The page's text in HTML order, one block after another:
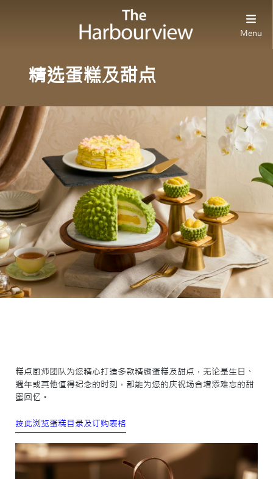
Menu
精选蛋糕及甜点
糕点厨师团队为您精心打造多款精緻蛋糕及甜点，无论是生日、
週年或其他值得纪念的时刻，都能为您的庆祝场合增添难忘的甜
蜜回忆。
按此浏览蛋糕目录及订购表格